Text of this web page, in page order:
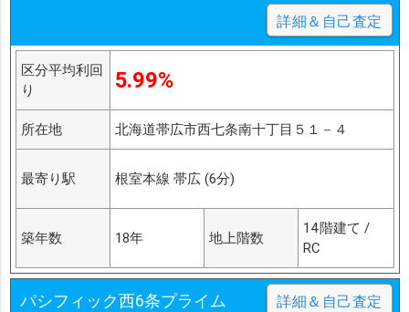
詳細＆自己査定
区分平均利回
り
5.99%
所在地 北海道帯広市西七条南十丁目５１－４
最寄り駅 根室本線 帯広 (6分)
築年数 18年 地上階数
14階建て /
RC
パシフィック西6条プライム 詳細＆自己査定